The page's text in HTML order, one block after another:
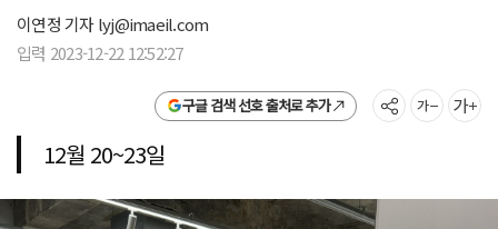
이연정 기자lyj@imaeil.com
입력 2023-12-22 12:52:27
구글 검색 선호 출처로 추가
12월 20~23일